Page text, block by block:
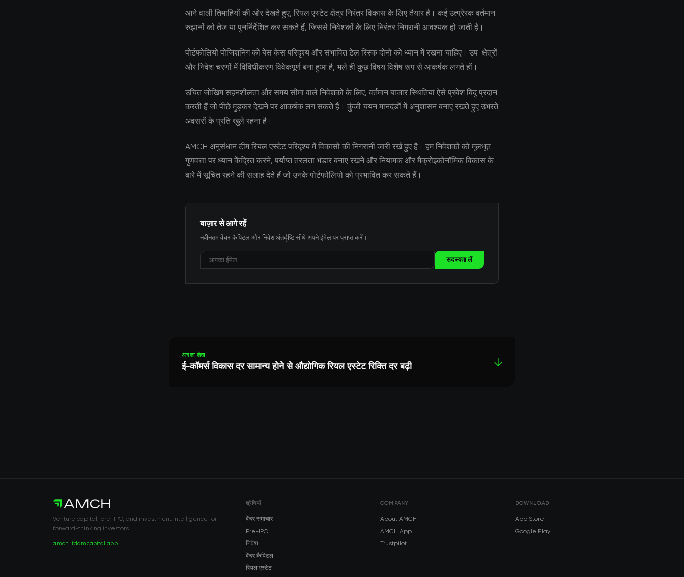
आने वाली तिमाहियों की ओर देखते हुए, रियल एस्टेट क्षेत्र निरंतर विकास के लिए तैयार है। कई उत्प्रेरक वर्तमान
रुझानों को तेज या पुनर्निर्देशित कर सकते हैं, जिससे निवेशकों के लिए निरंतर निगरानी आवश्यक हो जाती है।
पोर्टफोलियो पोजिशनिंग को बेस केस परिदृश्य और संभावित टेल रिस्क दोनों को ध्यान में रखना चाहिए। उप-क्षेत्रों
और निवेश चरणों में विविधीकरण विवेकपूर्ण बना हुआ है, भले ही कुछ विषय विशेष रूप से आकर्षक लगते हों।
उचित जोखिम सहनशीलता और समय सीमा वाले निवेशकों के लिए, वर्तमान बाजार स्थितियां ऐसे प्रवेश बिंदु प्रदान
करती हैं जो पीछे मुड़कर देखने पर आकर्षक लग सकते हैं। कुंजी चयन मानदंडों में अनुशासन बनाए रखते हुए उभरते
अवसरों के प्रति खुले रहना है।
AMCH अनुसंधान टीम रियल एस्टेट परिदृश्य में विकासों की निगरानी जारी रखे हुए है। हम निवेशकों को मूलभूत
गुणवत्ता पर ध्यान केंद्रित करने, पर्याप्त तरलता भंडार बनाए रखने और नियामक और मैक्रोइकोनॉमिक विकास के
बारे में सूचित रहने की सलाह देते हैं जो उनके पोर्टफोलियो को प्रभावित कर सकते हैं।
बाज़ार से आगे रहें
नवीनतम वेंचर कैपिटल और निवेश अंतर्दृष्टि सीधे अपने ईमेल पर प्राप्त करें।
सदस्यता लें
अगला लेख
ई-कॉमर्स विकास दर सामान्य होने से औद्योगिक रियल एस्टेट रिक्ति दर बढ़ी ↓
Venture capital, pre-IPO, and investment intelligence for
forward-thinking investors.
amch.ltdamcapital.app
श्रेणियाँ
वेंचर समाचार
Pre-IPO
निवेश
वेंचर कैपिटल
रियल एस्टेट
COMPANY
About AMCH
AMCH App
Trustpilot
DOWNLOAD
App Store
Google Play